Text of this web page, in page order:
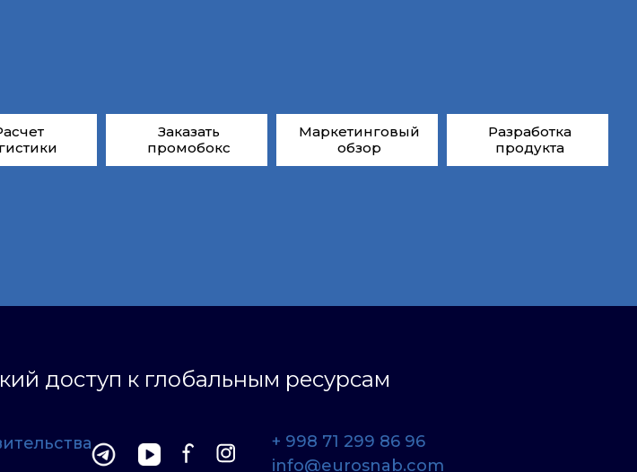
Заказать
промобокс
Маркетинговый
обзор
Разработка
продукта
доступ к глобальным ресурсам
+ 998 71 299 86 96
info@eurosnab.com